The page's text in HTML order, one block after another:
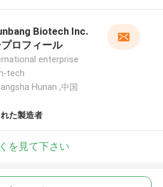
Biotech Inc.
ロフィール
enterprise
tech
Hunan ,中国
た製造者
を見て下さい